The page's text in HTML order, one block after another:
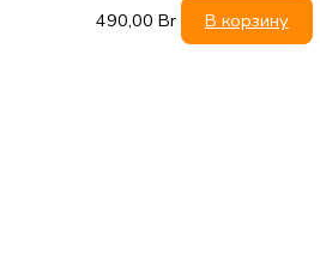
490,00 Br В корзину